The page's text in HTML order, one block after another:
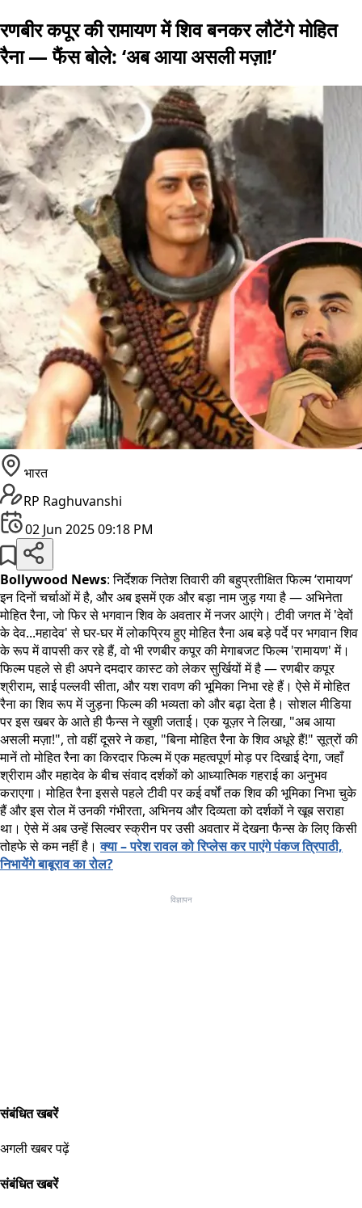
रणबीर कपूर की रामायण में शिव बनकर लौटेंगे मोहित
रैना — फैंस बोले: ‘अब आया असली मज़ा!’
भारत
RP Raghuvanshi
02 Jun 2025 09:18 PM
Bollywood News: निर्देशक नितेश तिवारी की बहुप्रतीक्षित फिल्म ‘रामायण’
इन दिनों चर्चाओं में है, और अब इसमें एक और बड़ा नाम जुड़ गया है — अभिनेता
मोहित रैना, जो फिर से भगवान शिव के अवतार में नजर आएंगे। टीवी जगत में 'देवों
के देव...महादेव' से घर-घर में लोकप्रिय हुए मोहित रैना अब बड़े पर्दे पर भगवान शिव
के रूप में वापसी कर रहे हैं, वो भी रणबीर कपूर की मेगाबजट फिल्म 'रामायण' में।
फिल्म पहले से ही अपने दमदार कास्ट को लेकर सुर्खियों में है — रणबीर कपूर
श्रीराम, साई पल्लवी सीता, और यश रावण की भूमिका निभा रहे हैं। ऐसे में मोहित
रैना का शिव रूप में जुड़ना फिल्म की भव्यता को और बढ़ा देता है। सोशल मीडिया
पर इस खबर के आते ही फैन्स ने खुशी जताई। एक यूज़र ने लिखा, "अब आया
असली मज़ा!", तो वहीं दूसरे ने कहा, "बिना मोहित रैना के शिव अधूरे हैं!" सूत्रों की
मानें तो मोहित रैना का किरदार फिल्म में एक महत्वपूर्ण मोड़ पर दिखाई देगा, जहाँ
श्रीराम और महादेव के बीच संवाद दर्शकों को आध्यात्मिक गहराई का अनुभव
कराएगा। मोहित रैना इससे पहले टीवी पर कई वर्षों तक शिव की भूमिका निभा चुके
हैं और इस रोल में उनकी गंभीरता, अभिनय और दिव्यता को दर्शकों ने खूब सराहा
था। ऐसे में अब उन्हें सिल्वर स्क्रीन पर उसी अवतार में देखना फैन्स के लिए किसी
तोहफे से कम नहीं है।क्या – परेश रावल को रिप्लेस कर पाएंगे पंकज त्रिपाठी,
निभायेंगे बाबूराव का रोल?
विज्ञापन
संबंधित खबरें
अगली खबर पढ़ें
संबंधित खबरें